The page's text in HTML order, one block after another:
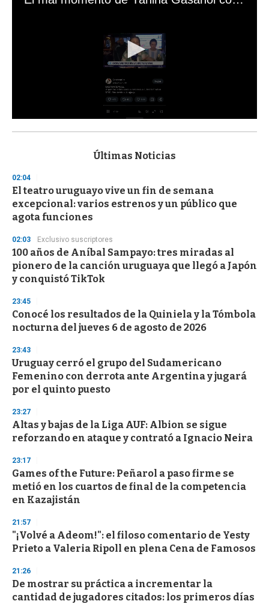
s
d
s
o
f
3
s
e
c
o
n
d
Últimas Noticias
02:04
El teatro uruguayo vive un fin de semana
excepcional: varios estrenos y un público que
agota funciones
02:03 Exclusivo suscriptores
100 años de Aníbal Sampayo: tres miradas al
pionero de la canción uruguaya que llegó a Japón
y conquistó TikTok
23:45
Conocé los resultados de la Quiniela y la Tómbola
nocturna del jueves 6 de agosto de 2026
23:43
Uruguay cerró el grupo del Sudamericano
Femenino con derrota ante Argentina y jugará
por el quinto puesto
23:27
Altas y bajas de la Liga AUF: Albion se sigue
reforzando en ataque y contrató a Ignacio Neira
23:17
Games of the Future: Peñarol a paso firme se
metió en los cuartos de final de la competencia
en Kazajistán
21:57
"¡Volvé a Adeom!": el filoso comentario de Yesty
Prieto a Valeria Ripoll en plena Cena de Famosos
21:26
De mostrar su práctica a incrementar la
cantidad de jugadores citados: los primeros días